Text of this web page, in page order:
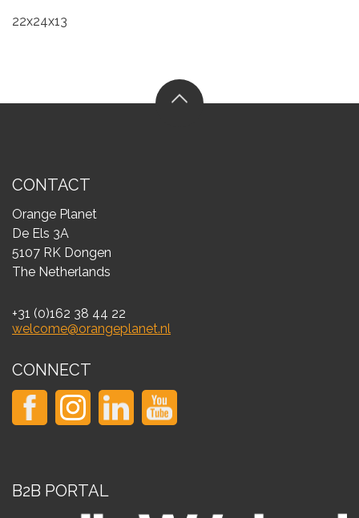
22x24x13
CONTACT
Orange Planet
De Els 3A
5107 RK Dongen
The Netherlands
+31 (0)162 38 44 22
welcome@orangeplanet.nl
CONNECT
B2B PORTAL